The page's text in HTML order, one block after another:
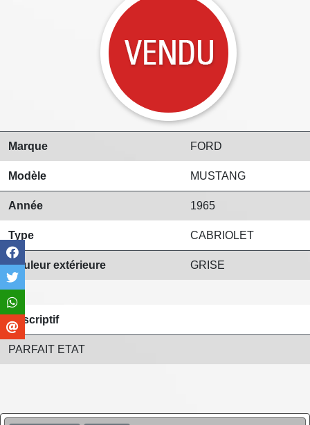
Marque FORD
Modèle MUSTANG
Année 1965
Type CABRIOLET
Couleur extérieure GRISE
Descriptif
PARFAIT ETAT